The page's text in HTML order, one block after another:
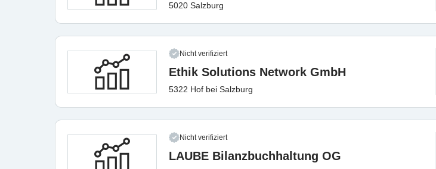
5020 Salzburg
Nicht verifiziert
Ethik Solutions Network GmbH
5322 Hof bei Salzburg
Nicht verifiziert
LAUBE Bilanzbuchhaltung OG